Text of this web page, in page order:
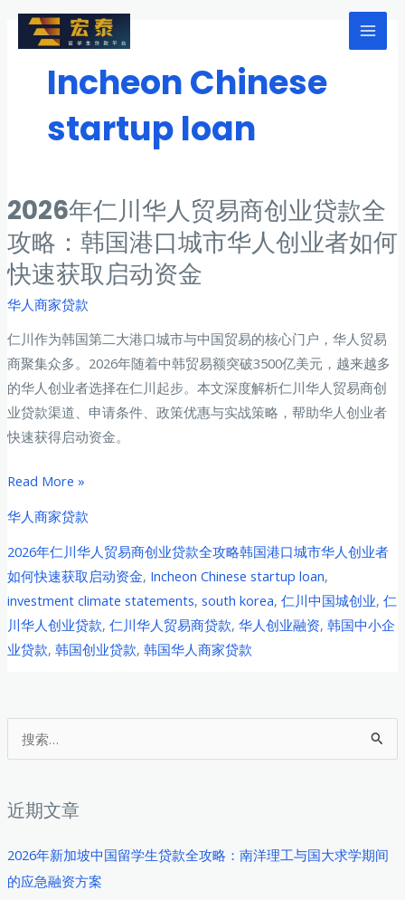
Main
索
近期文章
2026年新加坡中国留学生贷款全攻略：南洋理工与国大求学期间
的应急融资方案
Incheon Chinese
startup loan
2026年仁川华人贸易商创业贷款全
攻略：韩国港口城市华人创业者如何
快速获取启动资金
华人商家贷款
仁川作为韩国第二大港口城市与中国贸易的核心门户，华人贸易
商聚集众多。2026年随着中韩贸易额突破3500亿美元，越来越多
的华人创业者选择在仁川起步。本文深度解析仁川华人贸易商创
业贷款渠道、申请条件、政策优惠与实战策略，帮助华人创业者
快速获得启动资金。
2026
仁
川
华
人
贸
易
业
全
攻
略：
韩
Read More »
华人商家贷款
2026年仁川华人贸易商创业贷款全攻略韩国港口城市华人创业者
如何快速获取启动资金, Incheon Chinese startup loan,
investment climate statements, south korea, 仁川中国城创业, 仁
川华人创业贷款, 仁川华人贸易商贷款, 华人创业融资, 韩国中小企
业贷款, 韩国创业贷款, 韩国华人商家贷款